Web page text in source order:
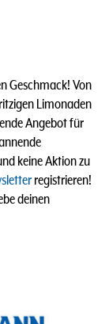
Geschmack! Von
Limonaden
Angebot für
keine Aktion zu
registrieren!
deinen